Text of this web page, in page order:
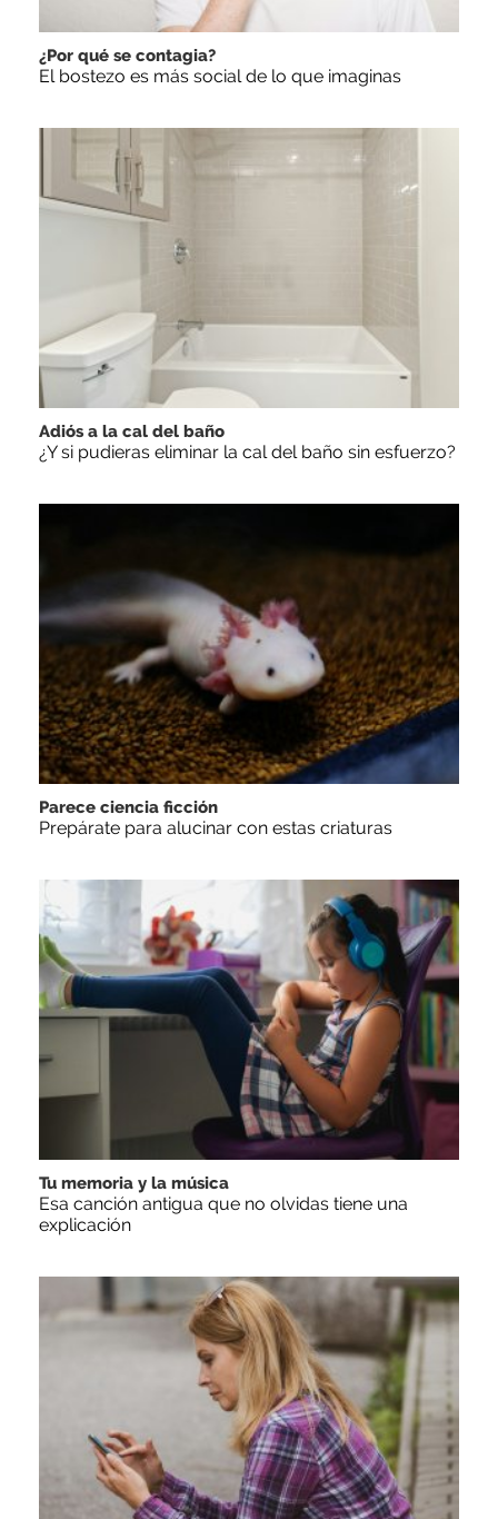
¿Por qué se contagia?
El bostezo es más social de lo que imaginas
Adiós a la cal del baño
¿Y si pudieras eliminar la cal del baño sin esfuerzo?
Parece ciencia ficción
Prepárate para alucinar con estas criaturas
Tu memoria y la música
Esa canción antigua que no olvidas tiene una
explicación